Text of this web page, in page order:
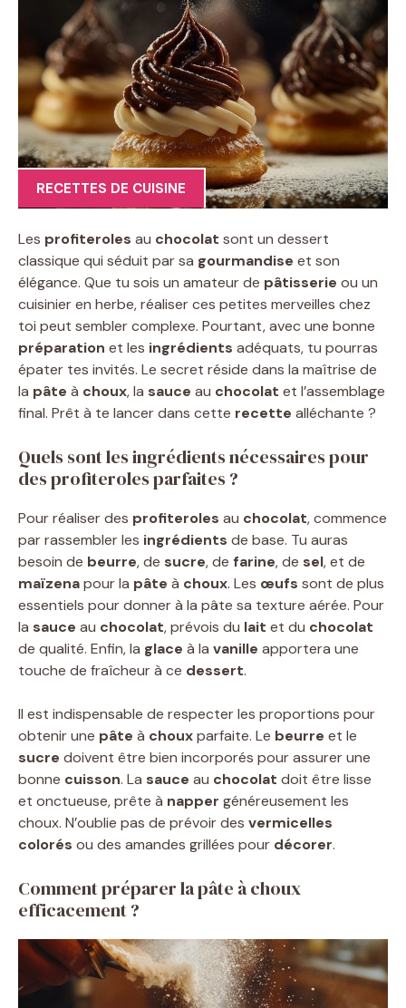
RECETTES DE CUISINE
Les profiteroles au chocolat sont un dessert
classique qui séduit par sa gourmandise et son
élégance. Que tu sois un amateur de pâtisserie ou un
cuisinier en herbe, réaliser ces petites merveilles chez
toi peut sembler complexe. Pourtant, avec une bonne
préparation et les ingrédients adéquats, tu pourras
épater tes invités. Le secret réside dans la maîtrise de
la pâte à choux, la sauce au chocolat et l’assemblage
final. Prêt à te lancer dans cette recette alléchante ?
Quels sont les ingrédients nécessaires pour
des profiteroles parfaites ?
Pour réaliser des profiteroles au chocolat, commence
par rassembler les ingrédients de base. Tu auras
besoin de beurre, de sucre, de farine, de sel, et de
maïzenapour la pâte à choux. Les œufs sont de plus
essentiels pour donner à la pâte sa texture aérée. Pour
la sauce au chocolat, prévois du lait et du chocolat
de qualité. Enfin, la glace à la vanille apportera une
touche de fraîcheur à ce dessert.
Il est indispensable de respecter les proportions pour
obtenir une pâte à chouxparfaite. Le beurre et le
sucre doivent être bien incorporés pour assurer une
bonne cuisson. La sauce au chocolat doit être lisse
et onctueuse, prête à napper généreusement les
choux. N’oublie pas de prévoir des vermicelles
colorés ou des amandes grillées pour décorer.
Comment préparer la pâte à choux
efficacement ?